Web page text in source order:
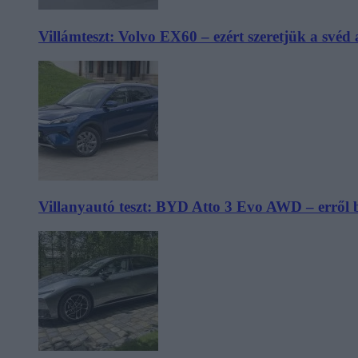
Villámteszt: Volvo EX60 – ezért szeretjük a svéd
Villanyautó teszt: BYD Atto 3 Evo AWD – erről